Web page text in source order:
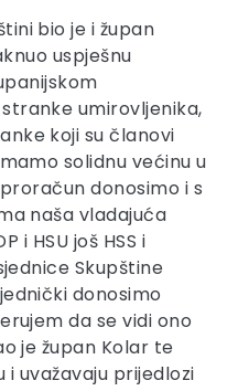
bio je i župan
uspješnu
umirovljenika,
koji su članovi
solidnu većinu u
donosimo i s
naša vladajuća
i HSU još HSS i
Skupštine
donosimo
da se vidi ono
je župan Kolar te
i uvažavaju prijedlozi